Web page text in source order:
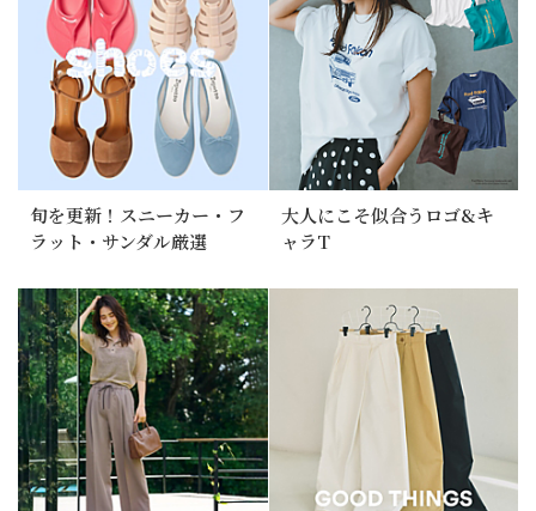
旬を更新！スニーカー・フ
ラット・サンダル厳選
大人にこそ似合うロゴ&キ
ャラT